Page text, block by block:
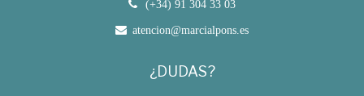
(+34) 91 304 33 03
atencion@marcialpons.es
¿DUDAS?